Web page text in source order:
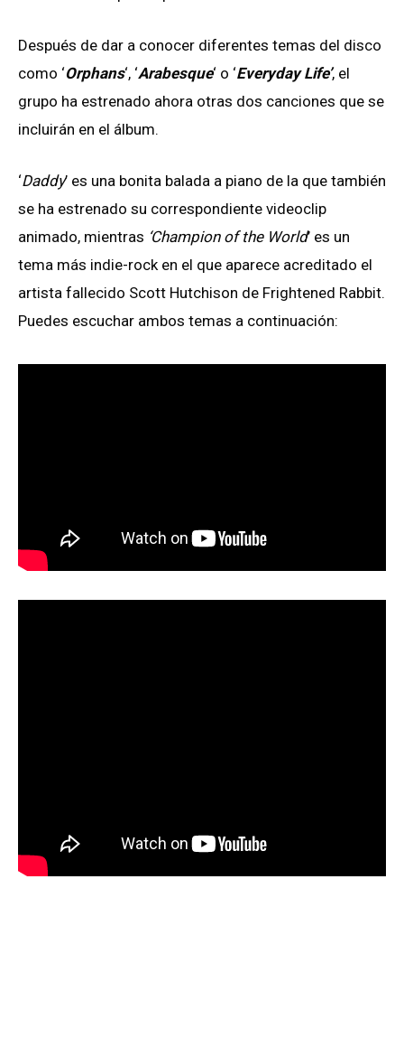
Después de dar a conocer diferentes temas del disco
como ‘Orphans‘, ‘Arabesque‘ o ‘Everyday Life’, el
grupo ha estrenado ahora otras dos canciones que se
incluirán en el álbum.
‘Daddy’ es una bonita balada a piano de la que también
se ha estrenado su correspondiente videoclip
animado, mientras ‘Champion of the World’ es un
tema más indie-rock en el que aparece acreditado el
artista fallecido Scott Hutchison de Frightened Rabbit.
Puedes escuchar ambos temas a continuación: